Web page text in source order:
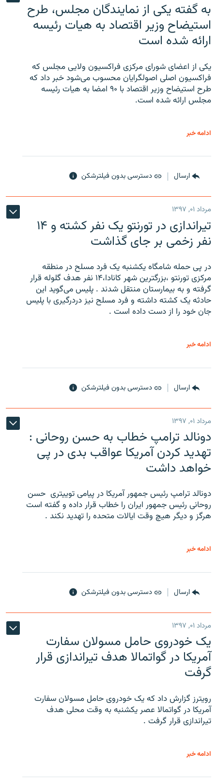
به گفته یکی از نمایندگان مجلس، طرح
استیضاح وزیر اقتصاد به هیات رئیسه
ارائه شده است
یکی از اعضای شورای مرکزی فراکسیون ولایی مجلس که
فراکسیون اصلی اصولگرایان محسوب می‌شود خبر داد که
طرح استیضاح وزیر اقتصاد با ۹۰ امضا به هیات رئیسه
مجلس ارائه شده است.
ادامه خبر
ارسال دسترسی بدون فیلترشکن
مرداد ۰۱, ۱۳۹۷
تیراندازی در تورنتو یک نفر کشته و ۱۴
نفر زخمی بر جای گذاشت
در پی حمله شامگاه یکشنبه یک فرد مسلح در منطقه
مرکزی تورنتو ،‌بزرگترین شهر کانادا،۱۴ نفر هدف گلوله قرار
گرفته و به بیمارستان منتقل شدند . پلیس می‌گوید این
حادثه یک کشته داشته و فرد مسلح نیز دردرگیری با پلیس
جان خود را از دست داده است .
ادامه خبر
ارسال دسترسی بدون فیلترشکن
مرداد ۰۱, ۱۳۹۷
دونالد ترامپ خطاب به حسن روحانی :
تهدید کردن آمریکا عواقب بدی در پی
خواهد داشت
دونالد ترامپ رئیس جمهور آمریکا در پیامی توییتری ‌ حسن
روحانی رئیس جمهور ایران را خطاب قرار داده و گفته است
هرگز و دیگر هیچ وقت ایالات متحده را تهدید نکند .
ادامه خبر
ارسال دسترسی بدون فیلترشکن
مرداد ۰۱, ۱۳۹۷
یک خودروی حامل مسولان سفارت
آمریکا در گواتمالا هدف تیراندازی قرار
گرفت
رویترز گزارش داد که یک خودروی حامل مسولان سفارت
آمریکا در گواتمالا عصر یکشنبه به وقت محلی هدف
تیراندازی قرار گرفت .
ادامه خبر